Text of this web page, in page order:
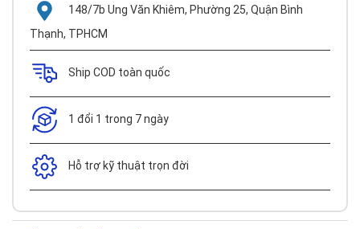
148/7b Ung Văn Khiêm, Phường 25, Quận Bình
Thạnh, TPHCM
Ship COD toàn quốc
1 đổi 1 trong 7 ngày
Hỗ trợ kỹ thuật trọn đời